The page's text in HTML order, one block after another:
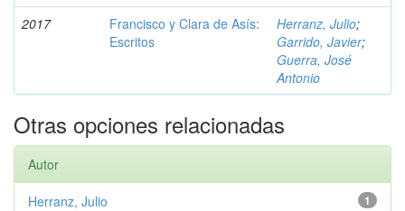
2017
Francisco y Clara de Asís:
Escritos
Herranz, Julio;
Garrido, Javier;
Guerra, José
Antonio
Otras opciones relacionadas
Autor
1
Herranz, Julio